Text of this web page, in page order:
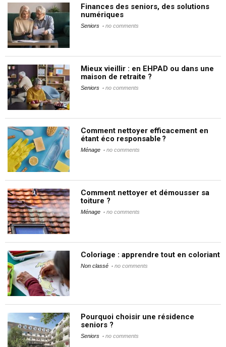
Finances des seniors, des solutions
numériques
Seniors no comments
Mieux vieillir : en EHPAD ou dans une
maison de retraite ?
Seniors no comments
Comment nettoyer efficacement en
étant éco responsable ?
Ménage no comments
Comment nettoyer et démousser sa
toiture ?
Ménage no comments
Coloriage : apprendre tout en coloriant
Non classé no comments
Pourquoi choisir une résidence
seniors ?
Seniors no comments